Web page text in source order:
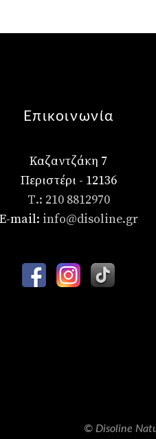
Επικοινωνία
Καζαντζάκη 7
Περιστέρι - 12136
Τ.: 210 8812970
E-mail: info@disoline.gr
© Disoline